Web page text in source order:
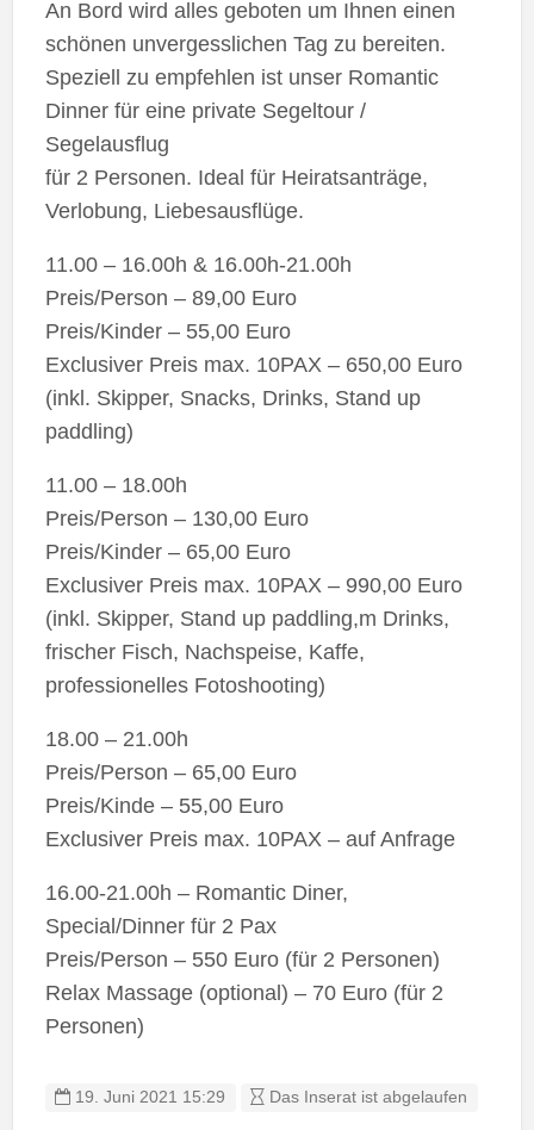
An Bord wird alles geboten um Ihnen einen
schönen unvergesslichen Tag zu bereiten.
Speziell zu empfehlen ist unser Romantic
Dinner für eine private Segeltour /
Segelausflug
für 2 Personen. Ideal für Heiratsanträge,
Verlobung, Liebesausflüge.
11.00 – 16.00h & 16.00h-21.00h
Preis/Person – 89,00 Euro
Preis/Kinder – 55,00 Euro
Exclusiver Preis max. 10PAX – 650,00 Euro
(inkl. Skipper, Snacks, Drinks, Stand up
paddling)
11.00 – 18.00h
Preis/Person – 130,00 Euro
Preis/Kinder – 65,00 Euro
Exclusiver Preis max. 10PAX – 990,00 Euro
(inkl. Skipper, Stand up paddling,m Drinks,
frischer Fisch, Nachspeise, Kaffe,
professionelles Fotoshooting)
18.00 – 21.00h
Preis/Person – 65,00 Euro
Preis/Kinde – 55,00 Euro
Exclusiver Preis max. 10PAX – auf Anfrage
16.00-21.00h – Romantic Diner,
Special/Dinner für 2 Pax
Preis/Person – 550 Euro (für 2 Personen)
Relax Massage (optional) – 70 Euro (für 2
Personen)
19. Juni 2021 15:29 Das Inserat ist abgelaufen